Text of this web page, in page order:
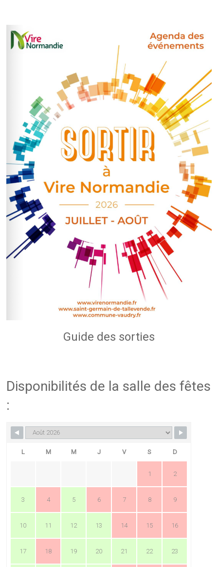
Guide des sorties
Disponibilités de la salle des fêtes
:
L M M J V S D
1 2
3 4 5 6 7 8 9
10 11 12 13 14 15 16
17 18 19 20 21 22 23